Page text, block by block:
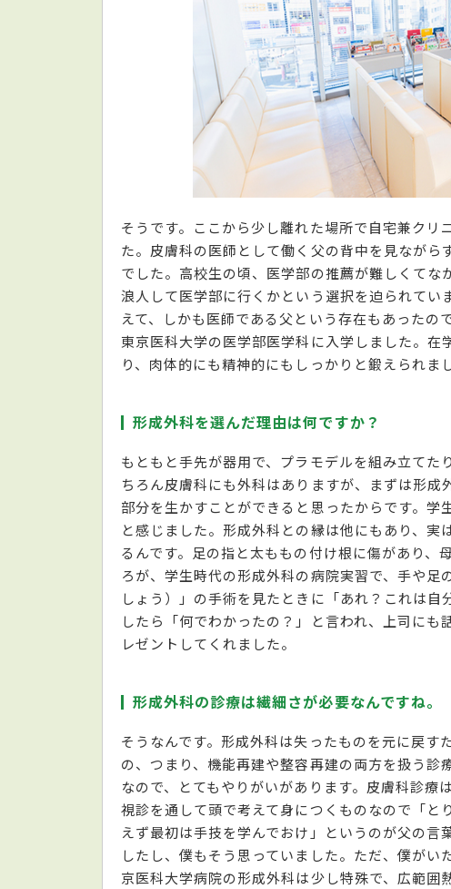
そうです。ここから少し離れた場所で自宅兼ク
た。皮膚科の医師として働く父の背中を見ながら
でした。高校生の頃、医学部の推薦が難しくて
浪人して医学部に行くかという選択を迫られてい
えて、しかも医師である父という存在もあった
東京医科大学の医学部医学科に入学しました。在
り、肉体的にも精神的にもしっかりと鍛えられま
形成外科を選んだ理由は何ですか？
もともと手先が器用で、プラモデルを組み立てた
ちろん皮膚科にも外科はありますが、まずは形
部分を生かすことができると思ったからです。学
と感じました。形成外科との縁は他にもあり、
るんです。足の指と太ももの付け根に傷があり、
ろが、学生時代の形成外科の病院実習で、手や
しょう）」の手術を見たときに「あれ？これは
したら「何でわかったの？」と言われ、上司に
レゼントしてくれました。
形成外科の診療は繊細さが必要なんですね。
そうなんです。形成外科は失ったものを元に戻す
の、つまり、機能再建や整容再建の両方を扱う診
なので、とてもやりがいがあります。皮膚科診療は
視診を通して頭で考えて身につくものなので「と
えず最初は手技を学んでおけ」というのが父の言
したし、僕もそう思っていました。ただ、僕がい
京医科大学病院の形成外科は少し特殊で、広範囲